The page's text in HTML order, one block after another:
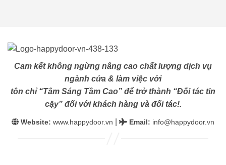
Cam kết không ngừng nâng cao chất lượng dịch vụ
ngành cửa & làm việc với
tôn chỉ “Tâm Sáng Tầm Cao” để trở thành “Đối tác tin
cậy” đối với khách hàng và đối tác!.
Website: www.happydoor.vn Email: info@happydoor.vn